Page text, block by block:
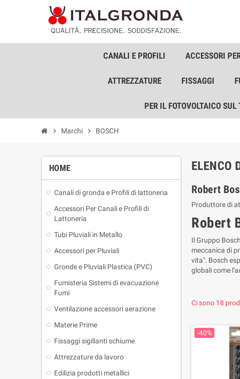
CANALI E PROFILI ACCESSORI
ATTREZZATURE FISSAGGI
PER IL FOTOVOLTAICO SUL
chevron_right Marchi chevron_right BOSCH
HOME
Canali di gronda e Profili di lattoneria
Accessori Per Canali e Profili di
Lattoneria
Tubi Pluviali in Metallo
Accessori per Pluviali
Gronde e Pluviali Plastica (PVC)
Fumisteria Sistemi di evacuazione
Fumi
Ventilazione accessori aerazione
Materie Prime
Fissaggi sigillanti schiume
Attrezzature da lavoro
Edilizia prodotti metallici
ELENCO
Robert
Produttore di
Robert
Il Gruppo
meccanica di
vita". Bosch
globali come
Ci sono 18
-40%